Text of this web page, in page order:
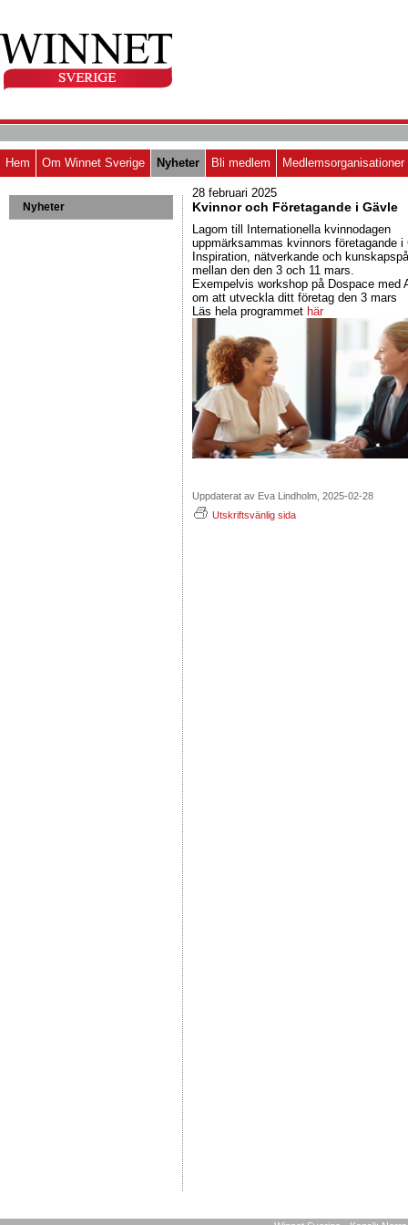
Hem Om Winnet Sverige Nyheter Bli medlem Medlemsorganisationer
Nyheter
28 februari 2025
Kvinnor och Företagande i Gävle
Lagom till Internationella kvinnodagen
uppmärksammas kvinnors företagande i
Inspiration, nätverkande och
mellan den den 3 och 11 mars.
Exempelvis workshop på Dospace med
om att utveckla ditt företag den 3 mars
Läs hela programmet här
Uppdaterat av Eva Lindholm, 2025-02-28
Utskriftsvänlig sida